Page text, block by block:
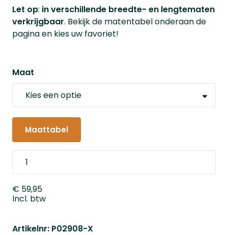
Let op: in verschillende breedte- en lengtematen
verkrijgbaar. Bekijk de matentabel onderaan de
pagina en kies uw favoriet!
Maat
Maattabel
€ 59,95
Incl. btw
Artikelnr: P02908-X